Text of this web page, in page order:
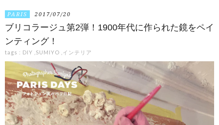
PARIS 2017/07/20
ブリコラージュ第2弾！1900年代に作られた鏡をペイ
ンティング！
tags : DIY SUMIYO インテリア